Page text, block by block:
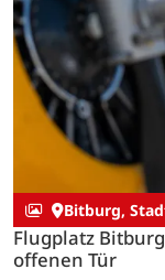
Bitburg,
Flugplatz
offenen Tür